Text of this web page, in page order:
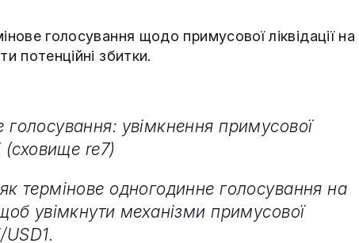
голосування щодо примусової ліквідації на
потенційні збитки.
увімкнення примусової
(сховище re7)
термінове одногодинне голосування на
увімкнути механізми примусової
USD1.